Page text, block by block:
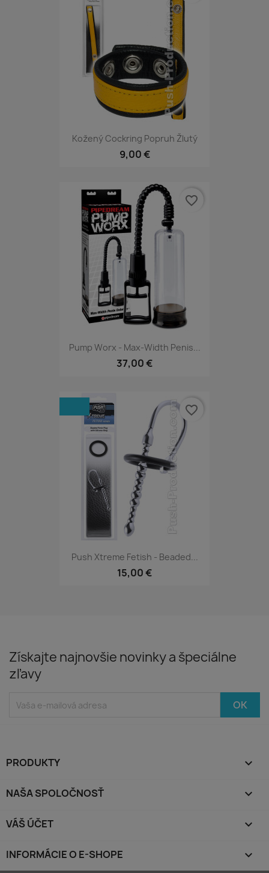
Kožený Cockring Popruh Žlutý
9,00 €
Pump Worx - Max-Width Penis...
37,00 €
favorite_border
Push Xtreme Fetish - Beaded...
15,00 €
favorite_border
Získajte najnovšie novinky a špeciálne
zľavy
PRODUKTY 
NAŠA SPOLOČNOSŤ 
VÁŠ ÚČET 
INFORMÁCIE O E-SHOPE keyboard_arrow_down